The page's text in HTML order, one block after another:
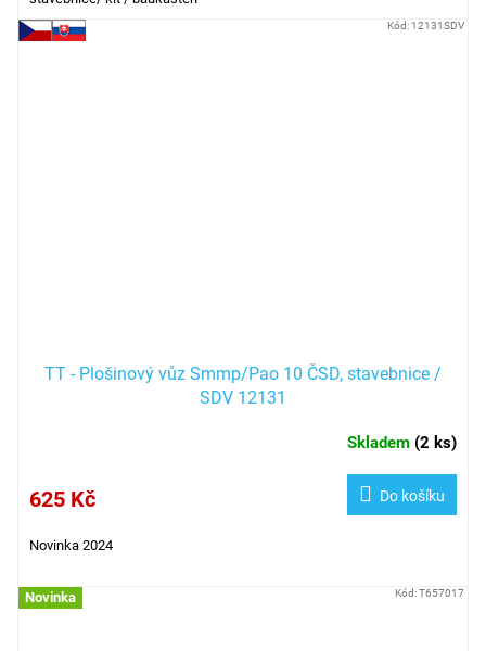
TT - Plošinový vůz Smmp/Pao 10 ČSD, stavebnice /
SDV 12131
Skladem (2 ks)
625 Kč Do košíku
Novinka 2024
Kód: 12131SDV
Novinka Kód:T657017